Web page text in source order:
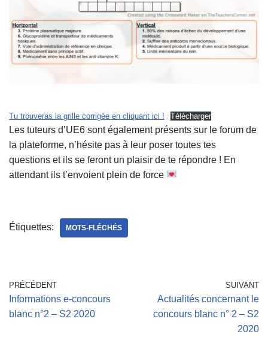
Tu trouveras la grille corrigée en cliquant ici ! Télécharger
Les tuteurs d’UE6 sont également présents sur le forum de
la plateforme, n’hésite pas à leur poser toutes tes
questions et ils se feront un plaisir de te répondre ! En
attendant ils t’envoient plein de force
Étiquettes: MOTS-FLÉCHÉS
PRÉCÉDENT
Informations e-concours
blanc n°2 – S2 2020
SUIVANT
Actualités concernant le
concours blanc n° 2 – S2
2020